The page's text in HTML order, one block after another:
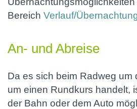
Bereich Verlauf/
An- und Abreise
Da es sich beim Radweg um
um einen Rundkurs handelt,
der Bahn oder dem Auto